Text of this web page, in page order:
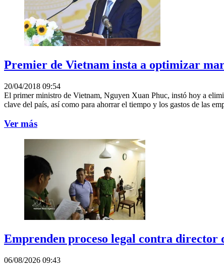
Premier de Vietnam insta a optimizar
20/04/2018 09:54
El primer ministro de Vietnam, Nguyen Xuan Phuc, instó hoy a
clave del país, así como para ahorrar el tiempo y los gastos de las
Ver más
Emprenden proceso legal contra
06/08/2026 09:43